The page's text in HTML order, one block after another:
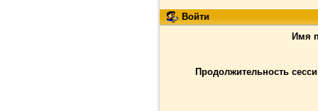
Войти
Имя
Продолжительность